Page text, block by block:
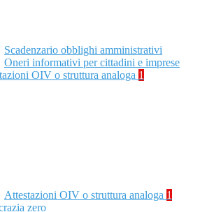
Scadenzario obblighi amministrativi
Oneri informativi per cittadini e imprese
OIV o struttura analoga 1
Attestazioni OIV o struttura analoga 1
zero